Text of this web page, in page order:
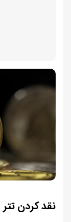
نقد کردن تتر